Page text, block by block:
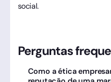
social.
Perguntas
Como a ética